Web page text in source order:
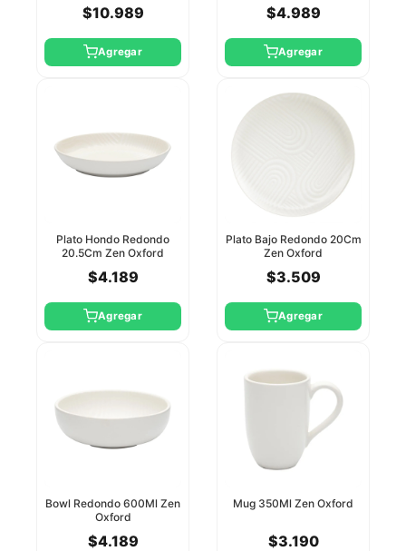
$10.989
Agregar
$4.989
Agregar
Plato Hondo Redondo
20.5Cm Zen Oxford
$4.189
Agregar
Plato Bajo Redondo 20Cm
Zen Oxford
$3.509
Agregar
Bowl Redondo 600Ml Zen
Oxford
$4.189
Mug 350Ml Zen Oxford
$3.190